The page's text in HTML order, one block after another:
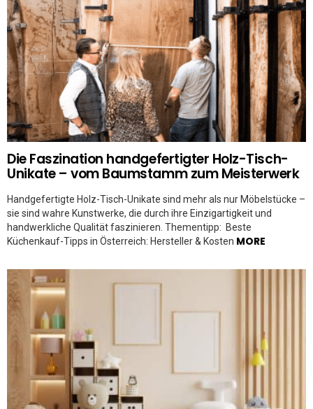
Die Faszination handgefertigter Holz-Tisch-
Unikate – vom Baumstamm zum Meisterwerk
Handgefertigte Holz-Tisch-Unikate sind mehr als nur Möbelstücke –
sie sind wahre Kunstwerke, die durch ihre Einzigartigkeit und
handwerkliche Qualität faszinieren. Thementipp: Beste
Küchenkauf-Tipps in Österreich: Hersteller & Kosten MORE